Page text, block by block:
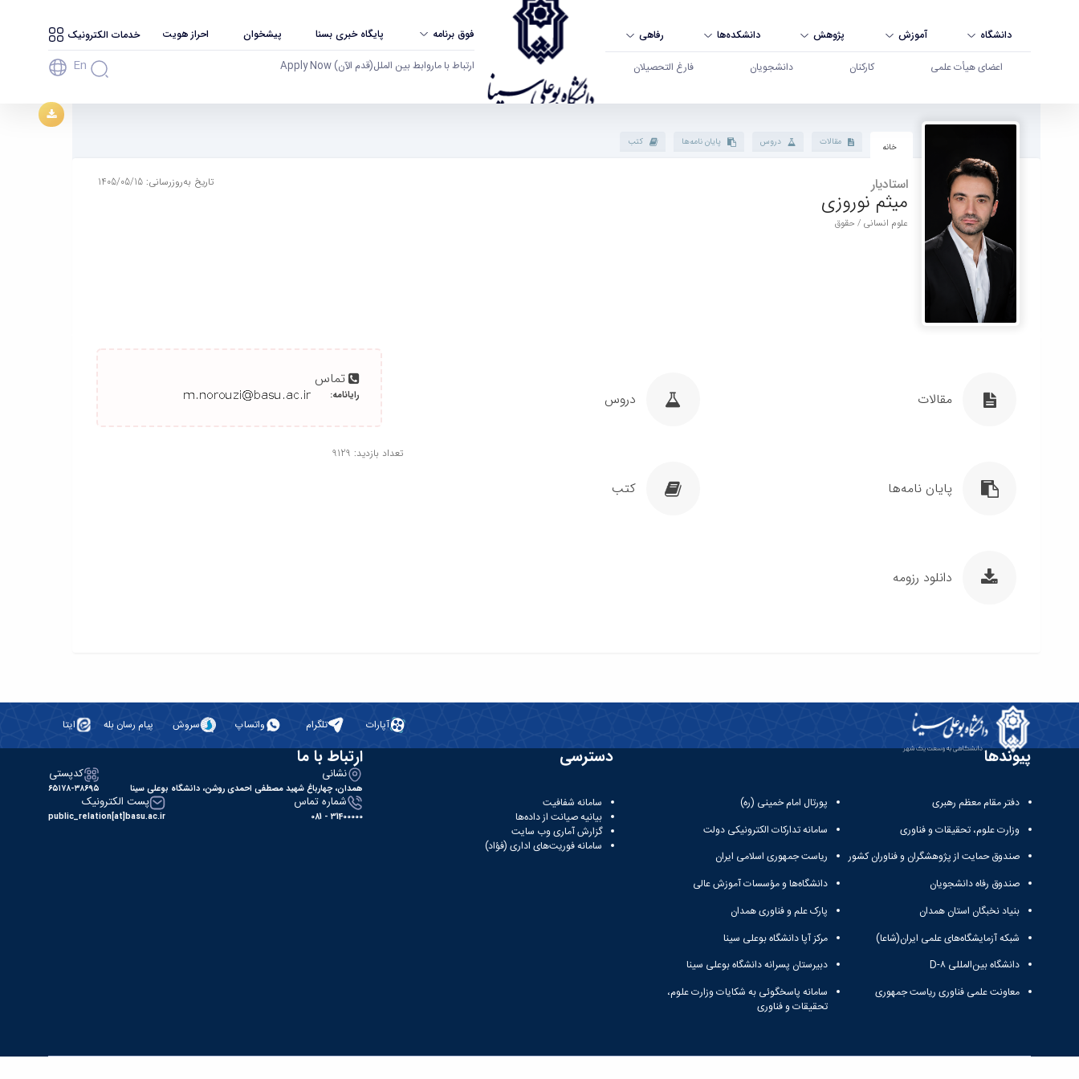
دانشگاه آموزش پژوهش دانشکده‌ها رفاهی
اعضای هیأت علمی کارکنان دانشجویان فارغ التحصیلان
فوق برنامه پایگاه خبری بسنا پیشخوان احراز هویت خدمات الکترونیک
ارتباط با ماروابط بین الملل(قدم الآن) Apply Now En
خانه مقالات دروس پایان نامه‌ها کتب
استادیار تاریخ به‌روزرسانی: 1405/05/15
میثم نوروزی
علوم انسانی / حقوق
تماس
رایانامه:
تعداد بازدید: 9129
مقالات دروس
پایان نامه‌ها کتب
دانلود رزومه
آپارات تلگرام واتساپ سروش پیام رسان بله ایتا
پیوندها
دفتر مقام معظم رهبری
وزارت علوم، تحقیقات و فناوری
صندوق حمایت از پژوهشگران و فناوران کشور
صندوق رفاه دانشجویان
بنیاد نخبگان استان همدان
شبکه آزمایشگاه‌های علمی ایران(شاعا)
دانشگاه بین‌المللی D-۸
معاونت علمی فناوری ریاست جمهوری
پورتال امام خمینی (ره)
سامانه تدارکات الکترونیکی دولت
ریاست جمهوری اسلامی ایران
دانشگاه‌ها و مؤسسات آموزش عالی
پارک علم و فناوری همدان
مرکز آپا دانشگاه بوعلی سینا
دبیرستان پسرانه دانشگاه بوعلی سینا
سامانه پاسخگوئی به شکایات وزارت علوم،
تحقیقات و فناوری
دسترسی
سامانه شفافیت
بیانیه صیانت از داده‌ها
گزارش آماری وب‌ سایت
سامانه فوریت‌های اداری (فؤاد)
ارتباط با ما
نشانی
همدان، چهارباغ شهید مصطفی احمدی روشن، دانشگاه بوعلی سینا
کدپستی
۶۵۱۷۸-۳۸۶۹۵
شماره تماس
31400000 - 081
پست الکترونیک
public_relation[at]basu.ac.ir